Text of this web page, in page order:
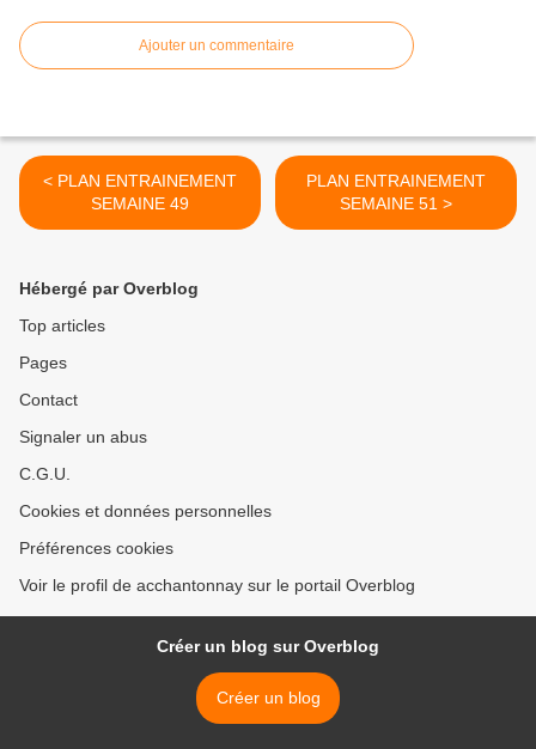
Ajouter un commentaire
< PLAN ENTRAINEMENT
SEMAINE 49
PLAN ENTRAINEMENT
SEMAINE 51 >
Hébergé par Overblog
Top articles
Pages
Contact
Signaler un abus
C.G.U.
Cookies et données personnelles
Préférences cookies
Voir le profil de acchantonnay sur le portail Overblog
Créer un blog sur Overblog
Créer un blog